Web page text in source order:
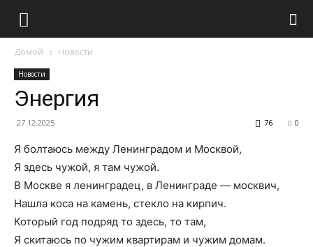
Домой Новости
Новости
Энергия
27.12.2025 0
76
Я болтаюсь между Ленинградом и Москвой,
Я здесь чужой, я там чужой.
В Москве я ленинградец, в Ленинграде — москвич,
Нашла коса на камень, стекло на кирпич.
Который год подряд то здесь, то там,
Я скитаюсь по чужим квартирам и чужим домам.